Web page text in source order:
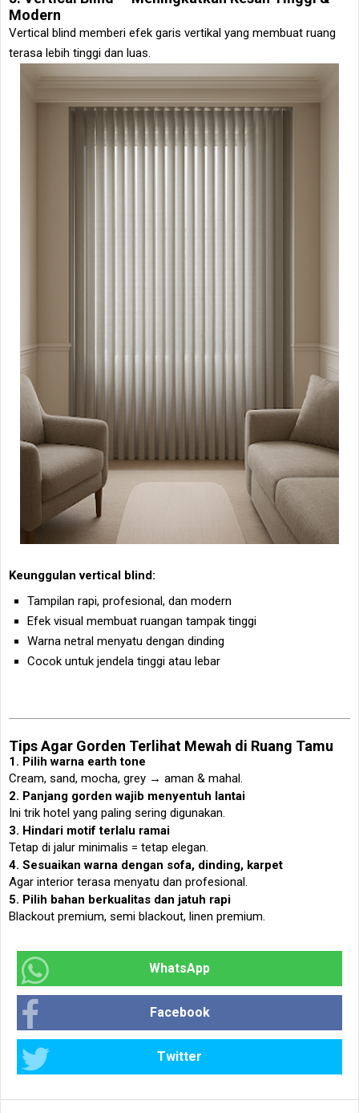
Modern
Vertical blind memberi efek garis vertikal yang membuat ruang
terasa lebih tinggi dan luas.
Keunggulan vertical blind:
Tampilan rapi, profesional, dan modern
Efek visual membuat ruangan tampak tinggi
Warna netral menyatu dengan dinding
Cocok untuk jendela tinggi atau lebar
Tips Agar Gorden Terlihat Mewah di Ruang Tamu
1. Pilih warna earth tone
Cream, sand, mocha, grey → aman & mahal.
2. Panjang gorden wajib menyentuh lantai
Ini trik hotel yang paling sering digunakan.
3. Hindari motif terlalu ramai
Tetap di jalur minimalis = tetap elegan.
4. Sesuaikan warna dengan sofa, dinding, karpet
Agar interior terasa menyatu dan profesional.
5. Pilih bahan berkualitas dan jatuh rapi
Blackout premium, semi blackout, linen premium.
WhatsApp
Facebook
Twitter